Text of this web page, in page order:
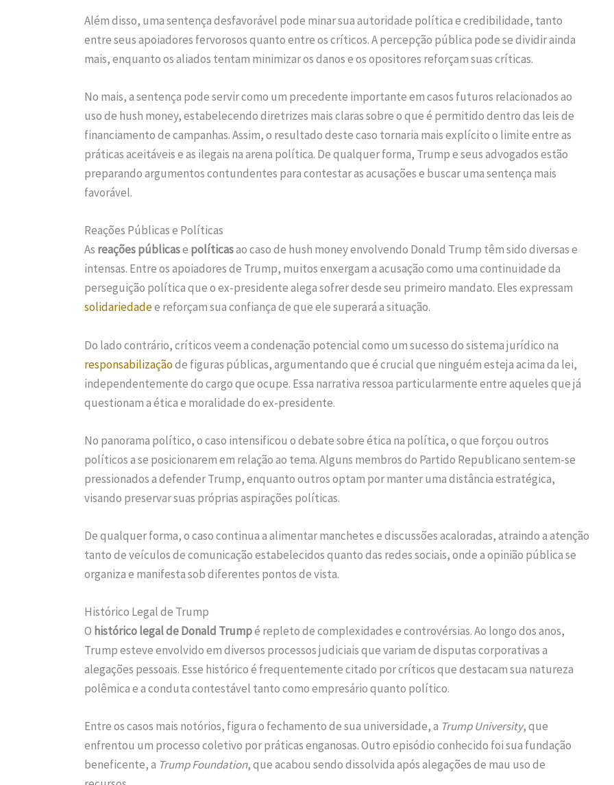
Além disso, uma sentença desfavorável pode minar sua autoridade política e credibilidade, tanto
entre seus apoiadores fervorosos quanto entre os críticos. A percepção pública pode se dividir ainda
mais, enquanto os aliados tentam minimizar os danos e os opositores reforçam suas críticas.
No mais, a sentença pode servir como um precedente importante em casos futuros relacionados ao
uso de hush money, estabelecendo diretrizes mais claras sobre o que é permitido dentro das leis de
financiamento de campanhas. Assim, o resultado deste caso tornaria mais explícito o limite entre as
práticas aceitáveis e as ilegais na arena política. De qualquer forma, Trump e seus advogados estão
preparando argumentos contundentes para contestar as acusações e buscar uma sentença mais
favorável.
Reações Públicas e Políticas
As reações públicase políticasao caso de hush money envolvendo Donald Trump têm sido diversas e
intensas. Entre os apoiadores de Trump, muitos enxergam a acusação como uma continuidade da
perseguição política que o ex-presidente alega sofrer desde seu primeiro mandato. Eles expressam
solidariedadee reforçam sua confiança de que ele superará a situação.
Do lado contrário, críticos veem a condenação potencial como um sucesso do sistema jurídico na
responsabilizaçãode figuras públicas, argumentando que é crucial que ninguém esteja acima da lei,
independentemente do cargo que ocupe. Essa narrativa ressoa particularmente entre aqueles que já
questionam a ética e moralidade do ex-presidente.
No panorama político, o caso intensificou o debate sobre ética na política, o que forçou outros
políticos a se posicionarem em relação ao tema. Alguns membros do Partido Republicano sentem-se
pressionados a defender Trump, enquanto outros optam por manter uma distância estratégica,
visando preservar suas próprias aspirações políticas.
De qualquer forma, o caso continua a alimentar manchetes e discussões acaloradas, atraindo a atenção
tanto de veículos de comunicação estabelecidos quanto das redes sociais, onde a opinião pública se
organiza e manifesta sob diferentes pontos de vista.
Histórico Legal de Trump
O histórico legal de Donald Trumpé repleto de complexidades e controvérsias. Ao longo dos anos,
Trump esteve envolvido em diversos processos judiciais que variam de disputas corporativas a
alegações pessoais. Esse histórico é frequentemente citado por críticos que destacam sua natureza
polêmica e a conduta contestável tanto como empresário quanto político.
Entre os casos mais notórios, figura o fechamento de sua universidade, a Trump University, que
enfrentou um processo coletivo por práticas enganosas. Outro episódio conhecido foi sua fundação
beneficente, a Trump Foundation, que acabou sendo dissolvida após alegações de mau uso de